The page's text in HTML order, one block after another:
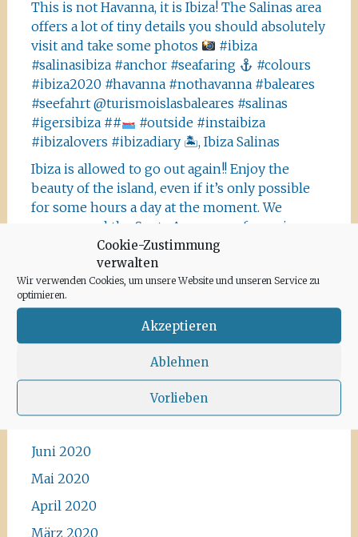
Cookie-Zustimmung
verwalten
Wir verwenden Cookies, um unsere Website und unseren Service zu
optimieren.
Akzeptieren
Ablehnen
Vorlieben
This is not Havanna, it is Ibiza! The Salinas area
offers a lot of tiny details you should absolutely
visit and take some photos
#ibiza
#salinasibiza #anchor #seafaring
#colours
#ibiza2020 #havanna #nothavanna #baleares
#seefahrt @turismoislasbaleares #salinas
#igersibiza ##
#outside #instaibiza
#ibizalovers #ibizadiary 🏝, Ibiza Salinas
Ibiza is allowed to go out again!! Enjoy the
beauty of the island, even if it’s only possible
for some hours a day at the moment. We
recommend the Santa Agnes area for a nice
Corona-walk
#ibiza #lockdown #freeagain
#instawalk #ibizanature #ibiza2020 #spain
#green #road #outside #santaagnea #nature
#enjoylife #ibizadiary, Santa Agnès de Corona
Archiv
Juni 2020
Mai 2020
April 2020
März 2020